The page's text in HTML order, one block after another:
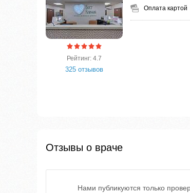
Рейтинг: 4.7
325 отзывов
Оплата картой
Отзывы о враче
Нами публикуются только